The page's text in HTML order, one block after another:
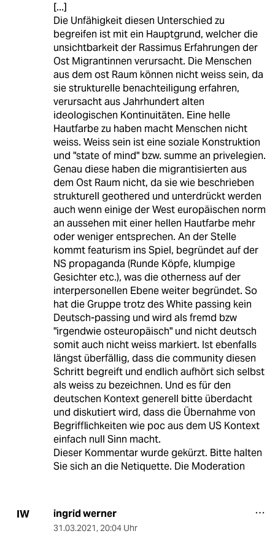
[...]
Die Unfähigkeit diesen Unterschied zu
begreifen ist mit ein Hauptgrund, welcher die
unsichtbarkeit der Rassimus Erfahrungen der
Ost Migrantinnen verursacht. Die Menschen
aus dem ost Raum können nicht weiss sein, da
sie strukturelle benachteiligung erfahren,
verursacht aus Jahrhundert alten
ideologischen Kontinuitäten. Eine helle
Hautfarbe zu haben macht Menschen nicht
weiss. Weiss sein ist eine soziale Konstruktion
und "state of mind" bzw. summe an privelegien.
Genau diese haben die migrantisierten aus
dem Ost Raum nicht, da sie wie beschrieben
strukturell geothered und unterdrückt werden
auch wenn einige der West europäischen norm
an aussehen mit einer hellen Hautfarbe mehr
oder weniger entsprechen. An der Stelle
kommt featurism ins Spiel, begründet auf der
NS propaganda (Runde Köpfe, klumpige
Gesichter etc.), was die otherness auf der
interpersonellen Ebene weiter begründet. So
hat die Gruppe trotz des White passing kein
Deutsch-passing und wird als fremd bzw
"irgendwie osteuropäisch" und nicht deutsch
somit auch nicht weiss markiert. Ist ebenfalls
längst überfällig, dass die community diesen
Schritt begreift und endlich aufhört sich selbst
als weiss zu bezeichnen. Und es für den
deutschen Kontext generell bitte überdacht
und diskutiert wird, dass die Übernahme von
Begrifflichkeiten wie poc aus dem US Kontext
einfach null Sinn macht.
Dieser Kommentar wurde gekürzt. Bitte halten
Sie sich an die Netiquette. Die Moderation
IW ingrid werner
31.03.2021, 20:04 Uhr